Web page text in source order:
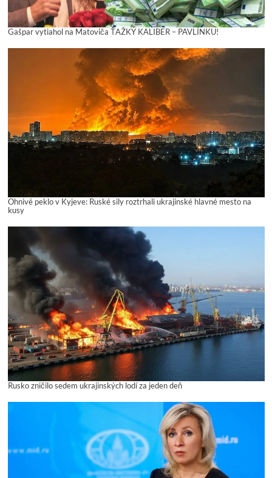
Gašpar vytiahol na Matoviča ŤAŽKÝ KALIBER – PAVLÍNKU!
Ohnivé peklo v Kyjeve: Ruské sily roztrhali ukrajinské hlavné mesto na
kusy
Rusko zničilo sedem ukrajinských lodí za jeden deň